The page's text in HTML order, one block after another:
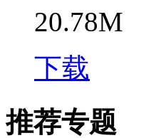
20.78M
下载
推荐专题